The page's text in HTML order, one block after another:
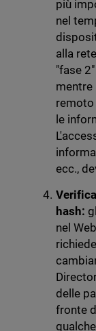
più
nel
alla
"fase
mentre
remoto
le
ecc.,
hash:
nel
delle
fronte